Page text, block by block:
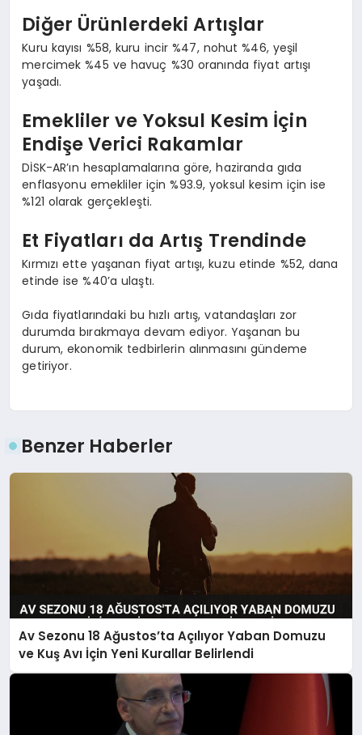
Diğer Ürünlerdeki Artışlar
Kuru kayısı %58, kuru incir %47, nohut %46, yeşil
mercimek %45 ve havuç %30 oranında fiyat artışı
yaşadı.
Emekliler ve Yoksul Kesim İçin
Endişe Verici Rakamlar
DİSK-AR’ın hesaplamalarına göre, haziranda gıda
enflasyonu emekliler için %93.9, yoksul kesim için ise
%121 olarak gerçekleşti.
Et Fiyatları da Artış Trendinde
Kırmızı ette yaşanan fiyat artışı, kuzu etinde %52, dana
etinde ise %40’a ulaştı.
Gıda fiyatlarındaki bu hızlı artış, vatandaşları zor
durumda bırakmaya devam ediyor. Yaşanan bu
durum, ekonomik tedbirlerin alınmasını gündeme
getiriyor.
Benzer Haberler
Av Sezonu 18 Ağustos’ta Açılıyor Yaban Domuzu
ve Kuş Avı İçin Yeni Kurallar Belirlendi